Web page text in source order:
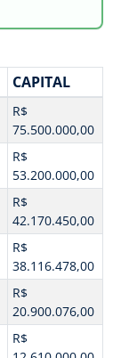
CAPITAL
R$
75.500.000,00
R$
53.200.000,00
R$
42.170.450,00
R$
38.116.478,00
R$
20.900.076,00
R$